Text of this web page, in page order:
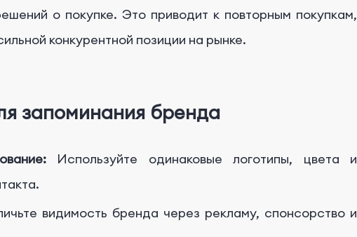
о покупке. Это приводит к повторным покупкам,
конкурентной позиции на рынке.
запоминания бренда
Используйте одинаковые логотипы, цвета и
видимость бренда через рекламу, спонсорство и